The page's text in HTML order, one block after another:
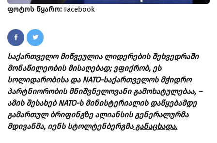
ფოტოს წყარო: Facebook
საქართველო მიწვეულია ლიდერების შეხვედრაში
მონაწილეობის მისაღებად; ვფიქრობ, ეს
სოლიდარობისა და NATO-საქართველოს მჭიდრო
პარტნიორობის მნიშვნელოვანი გამოხატულებაა, –
ამის შესახებ NATO-ს მინისტერიალის დაწყებამდე
გამართულ ბრიფინგზე ალიანსის გენერალურმა
მდივანმა, იენს სტოლტენბერგმაგანაცხადა.